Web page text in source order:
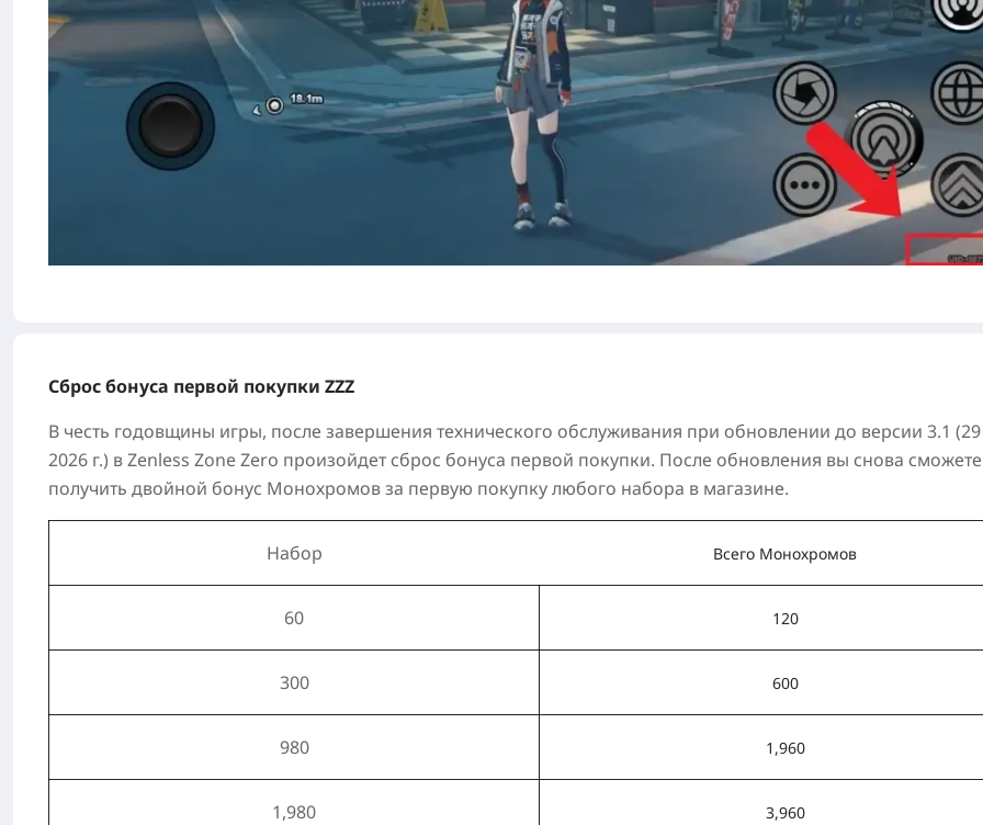
Сброс бонуса первой покупки ZZZ
В честь годовщины игры, после завершения технического обслуживания при обновлении до версии 3.1 (
2026 г.) вZenless Zone Zero произойдетсброс бонуса первой покупки. После обновления вы снова сможете
получить двойной бонус Монохромов за первую покупку любого набора в магазине.
Набор Всего Монохромов
60 120
300 600
980 1,960
1,980 3,960